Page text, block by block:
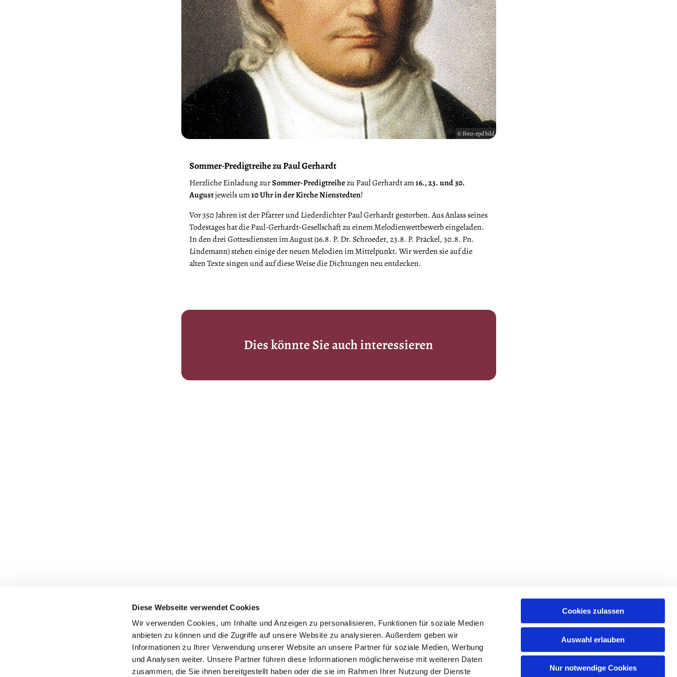
Diese Webseite verwendet Cookies
Wir verwenden Cookies, um Inhalte und Anzeigen zu personalisieren, Funktionen für soziale Medien
anbieten zu können und die Zugriffe auf unsere Website zu analysieren. Außerdem geben wir
Informationen zu Ihrer Verwendung unserer Website an unsere Partner für soziale Medien, Werbung
und Analysen weiter. Unsere Partner führen diese Informationen möglicherweise mit weiteren Daten
zusammen, die Sie ihnen bereitgestellt haben oder die sie im Rahmen Ihrer Nutzung der Dienste
Cookies zulassen
Auswahl erlauben
Nur notwendige Cookies
© Foto: epd bild
Sommer-Predigtreihe zu Paul Gerhardt
Herzliche Einladung zurSommer-Predigtreihezu Paul Gerhardt am16., 23. und 30.
Augustjeweils um10 Uhr in der Kirche Nienstedten!
Vor 350 Jahren ist der Pfarrer und Liederdichter Paul Gerhardt gestorben. Aus Anlass seines
Todestages hat die Paul-Gerhardt-Gesellschaft zu einem Melodienwettbewerb eingeladen.
In den drei Gottesdiensten im August (16.8. P. Dr. Schroeder, 23.8. P. Präckel, 30.8. Pn.
Lindemann) stehen einige der neuen Melodien im Mittelpunkt. Wir werden sie auf die
alten Texte singen und auf diese Weise die Dichtungen neu entdecken.
Dies könnte Sie auch interessieren
Wegweiser zu unseren Einrichtungen
Ev.-Luth. Kirchengemeinde Nienstedten · Nienstedtener Marktplatz 19a, 22609 Hamburg 040 82 87 44 kirchenbuero@kirche-nienstedten.de